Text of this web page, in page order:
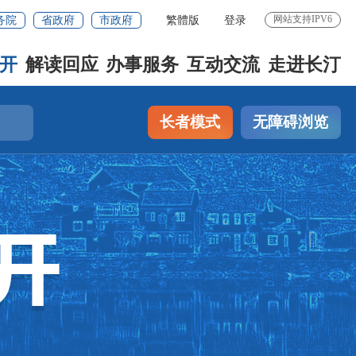
院 省政府 市政府 繁體版 登录 网站支持IPV6
解读回应 办事服务 互动交流 走进长汀
长者模式 无障碍浏览